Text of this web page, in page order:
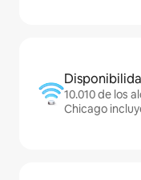
10.010 de los
Chicago